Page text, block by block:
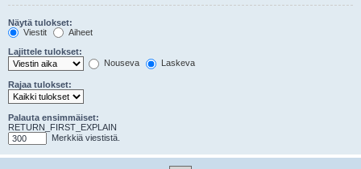
Näytä tulokset:
Viestit
Aiheet
Lajittele tulokset:
Nouseva
Laskeva
Rajaa tulokset:
Palauta ensimmäiset:
RETURN_FIRST_EXPLAIN
Merkkiä viestistä.